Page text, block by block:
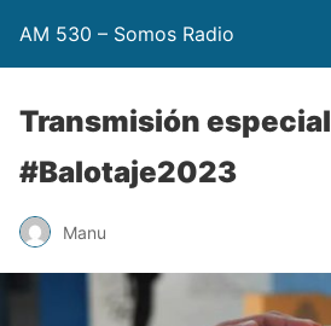
AM 530 – Somos Radio
Transmisión especial
#Balotaje2023
Manu